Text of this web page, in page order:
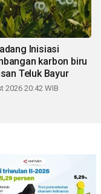
Inisiasi
karbon biru
Teluk Bayur
2026 20:42 WIB